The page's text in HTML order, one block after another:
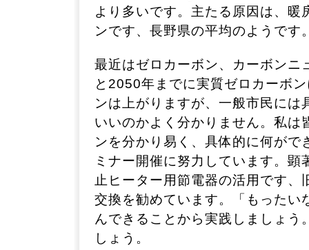
より多いです。主たる原因は、暖
ンです、長野県の平均のようです
最近はゼロカーボン、カーボンニ
と2050年までに実質ゼロカーボ
ンは上がりますが、一般市民には
いいのかよく分かりません。私は
ンを分かり易く、具体的に何がで
ミナー開催に努力しています。顕
止ヒーター用節電器の活用です、
交換を勧めています。「もったい
んできることから実践しましょう
しょう。